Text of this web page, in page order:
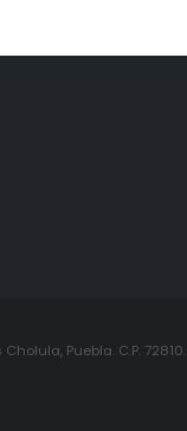
Puebla. C.P.